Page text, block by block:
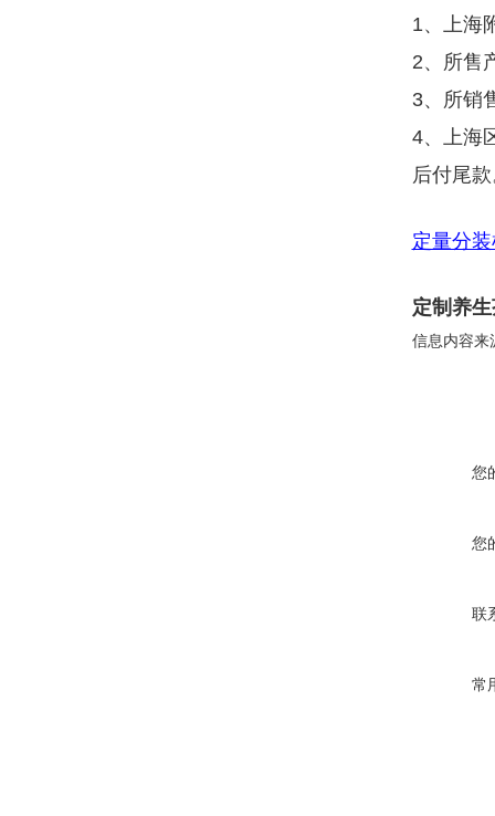
1、上海
2、所售
3、所销
4、上海
后付尾
定量分
定制养
信息内容来
您
您
联
常